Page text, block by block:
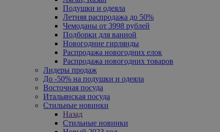
Подушки и одеяла
Летняя распродажа до 50%
Чемоданы от 3998 рублей
Подборки для ванной
Новогодние гирлянды
Распродажа новогодних елок
Распродажа новогодних товаров
Лидеры продаж
До -50% на подушки и одеяла
Восточная посуда
Итальянская посуда
Стильные новинки
Назад
Стильные новинки